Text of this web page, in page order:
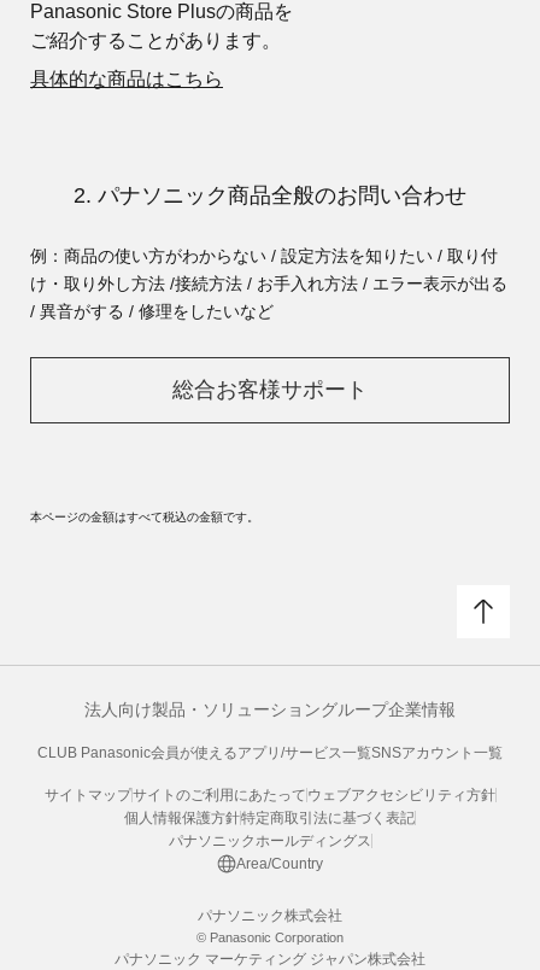
Panasonic Store Plusの商品を
ご紹介することがあります。
具体的な商品はこちら
2. パナソニック商品全般のお問い合わせ
例：商品の使い方がわからない / 設定方法を知りたい / 取り付
け・取り外し方法 /接続方法 / お手入れ方法 / エラー表示が出る
/ 異音がする / 修理をしたいなど
総合お客様サポート
本ページの金額はすべて税込の金額です。
法人向け製品・ソリューショングループ企業情報
CLUB Panasonic会員が使えるアプリ/サービス一覧SNSアカウント一覧
サイトマップサイトのご利用にあたって ウェブアクセシビリティ方針
個人情報保護方針特定商取引法に基づく表記
パナソニックホールディングス
Area/Country
パナソニック株式会社
© Panasonic Corporation
パナソニック マーケティング ジャパン株式会社